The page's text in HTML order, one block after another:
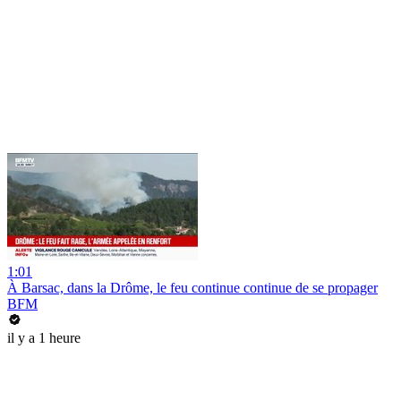
1:01
À Barsac, dans la Drôme, le feu continue continue de se propager
BFM
il y a 1 heure